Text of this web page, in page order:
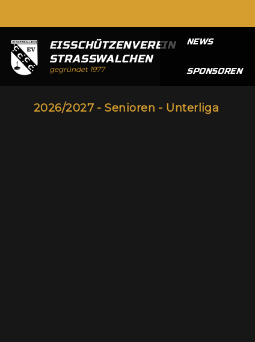
EISSCHÜTZENVEREIN
STRASSWALCHEN
gegründet 1977
NEWS
SPONSOREN
2026/2027 - Senioren - Unterliga